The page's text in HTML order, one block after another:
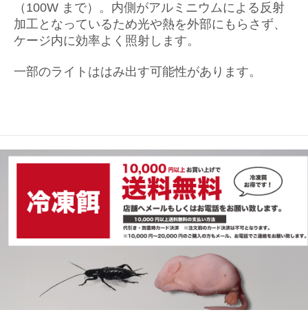
（100W まで）。内側がアルミニウムによる反射
加工となっているため光や熱を外部にもらさず、
ケージ内に効率よく照射します。
一部のライトははみ出す可能性があります。